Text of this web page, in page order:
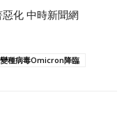
化 中時新聞網
變種病毒Omicron降臨